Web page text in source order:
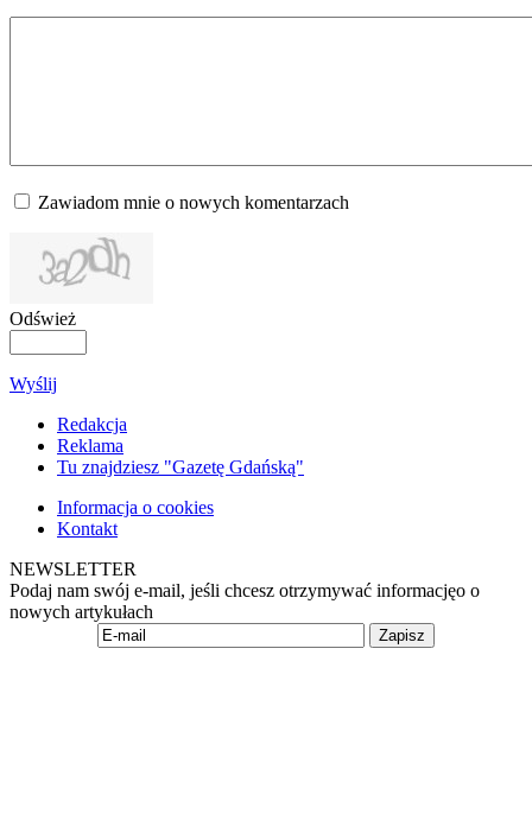
Zawiadom mnie o nowych komentarzach
Odśwież
Wyślij
Redakcja
Reklama
Tu znajdziesz "Gazetę Gdańską"
Informacja o cookies
Kontakt
NEWSLETTER
Podaj nam swój e-mail, jeśli chcesz otrzymywać informacjęo o
nowych artykułach
Zapisz